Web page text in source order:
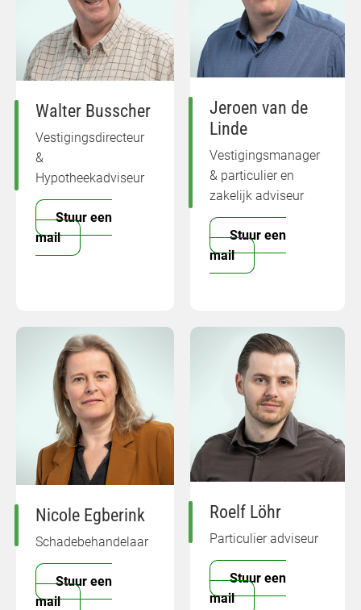
Walter Busscher
Vestigingsdirecteur
&
Hypotheekadviseur
Stuur een
mail
Jeroen van de
Linde
Vestigingsmanager
& particulier en
zakelijk adviseur
Stuur een
mail
Nicole Egberink
Schadebehandelaar
Stuur een
mail
Roelf Löhr
Particulier adviseur
Stuur een
mail